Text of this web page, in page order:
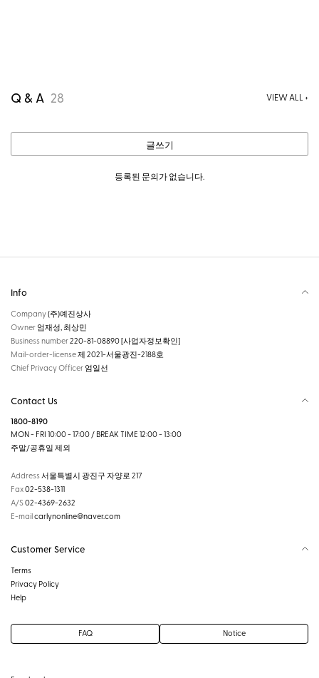
Q & A 28 VIEW ALL +
글쓰기
등록된 문의가 없습니다.
Info
Company(주)예진상사
Owner 엄재성, 최상민
Business number220-81-08890[사업자정보확인]
Mail-order-license제 2021-서울광진-2188호
Chief Privacy Officer 엄일선
Contact Us
1800-8190
MON - FRI 10:00 - 17:00 / BREAK TIME 12:00 - 13:00
주말/공휴일 제외
Address서울특별시 광진구 자양로 217
Fax02-538-1311
A/S02-4369-2632
E-mailcarlynonline@naver.com
Customer Service
Terms
Privacy Policy
Help
FAQ Notice